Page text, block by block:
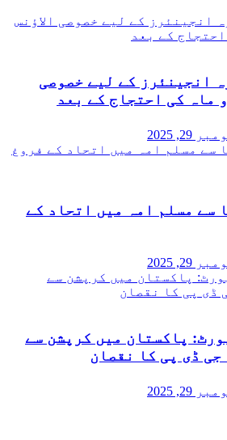
انجینئرز کے لیے خصوصی
ماہ کی احتجاج کے بعد
29, 2025
سے مسلم امہ میں اتحاد کے
29, 2025
پاکستان میں کرپشن سے
29, 2025